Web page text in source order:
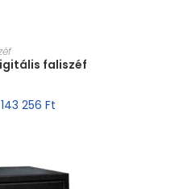
faliszéf
143 256 Ft